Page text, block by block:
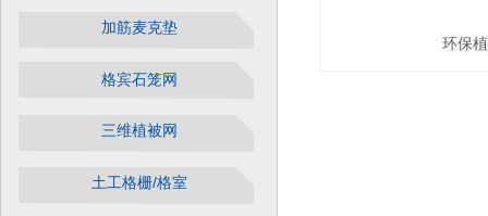
环保
加筋麦克垫
格宾石笼网
三维植被网
土工格栅/格室